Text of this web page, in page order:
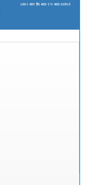
แสดง 401 ถึง 403 จาก 403 ผลลัพธ์